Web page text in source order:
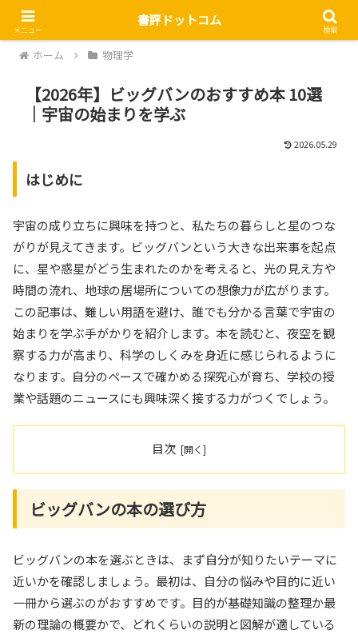
ホーム 物理学
【2026年】ビッグバンのおすすめ本 10選
｜宇宙の始まりを学ぶ
2026.05.29
はじめに
宇宙の成り立ちに興味を持つと、私たちの暮らしと星のつな
がりが見えてきます。ビッグバンという大きな出来事を起点
に、星や惑星がどう生まれたのかを考えると、光の見え方や
時間の流れ、地球の居場所についての想像力が広がります。
この記事は、難しい用語を避け、誰でも分かる言葉で宇宙の
始まりを学ぶ手がかりを紹介します。本を読むと、夜空を観
察する力が高まり、科学のしくみを身近に感じられるように
なります。自分のペースで確かめる探究心が育ち、学校の授
業や話題のニュースにも興味深く接する力がつくでしょう。
目次
ビッグバンの本の選び方
ビッグバンの本を選ぶときは、まず自分が知りたいテーマに
近いかを確認しましょう。最初は、自分の悩みや目的に近い
一冊から選ぶのがおすすめです。目的が基礎知識の整理か最
新の理論の概要かで、どれくらいの説明と図解が適している
メニュー
書評ドットコム
検索